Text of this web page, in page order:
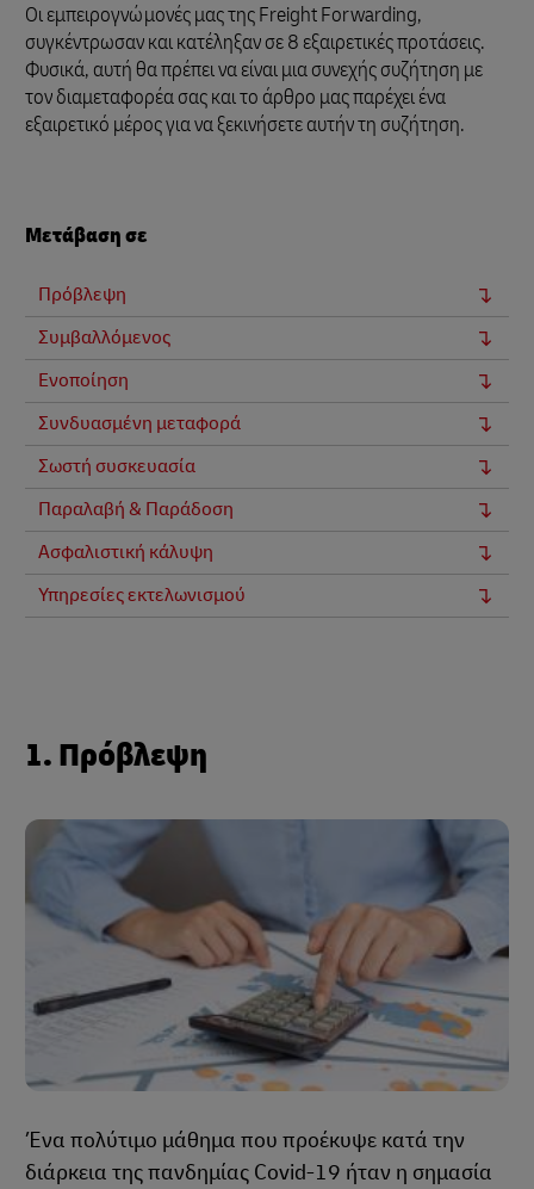
Οι εμπειρογνώμονές μας της Freight Forwarding,
συγκέντρωσαν και κατέληξαν σε 8 εξαιρετικές προτάσεις.
Φυσικά, αυτή θα πρέπει να είναι μια συνεχής συζήτηση με
τον διαμεταφορέα σας και το άρθρο μας παρέχει ένα
εξαιρετικό μέρος για να ξεκινήσετε αυτήν τη συζήτηση.
Μετάβαση σε
Πρόβλεψη
Συμβαλλόμενος
Ενοποίηση
Συνδυασμένη μεταφορά
Σωστή συσκευασία
Παραλαβή & Παράδοση
Ασφαλιστική κάλυψη
Υπηρεσίες εκτελωνισμού
1. Πρόβλεψη
Ένα πολύτιμο μάθημα που προέκυψε κατά την
διάρκεια της πανδημίας Covid-19 ήταν η σημασία